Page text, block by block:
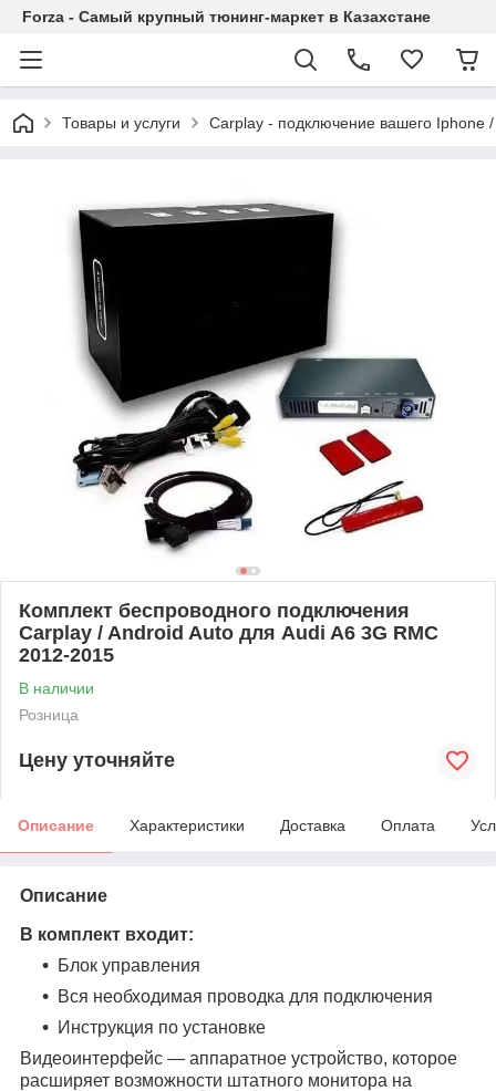
Forza - Самый крупный тюнинг-маркет в Казахстане
Товары и услуги Carplay - подключение вашего Iphone
Комплект беспроводного подключения
Carplay / Android Auto для Audi A6 3G RMC
2012-2015
В наличии
Розница
Цену уточняйте
Описание Характеристики Доставка Оплата
Описание
В комплект входит:
Блок управления
Вся необходимая проводка для подключения
Инструкция по установке
Видеоинтерфейс — аппаратное устройство, которое
расширяет возможности штатного монитора на